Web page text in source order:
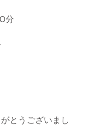
分
とうございまし